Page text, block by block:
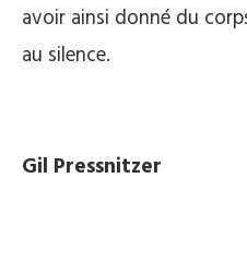
avoir ainsi donné du
au silence.
Gil Pressnitzer